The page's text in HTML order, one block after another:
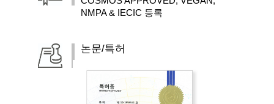
NMPA & IECIC 등록
논문/특허